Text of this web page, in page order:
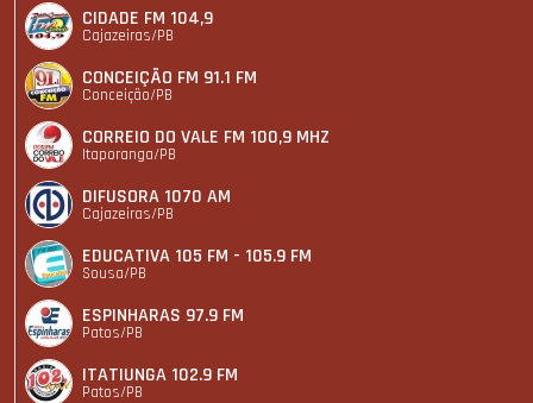
CIDADE FM 104,9
Cajazeiras/PB
CONCEIÇÃO FM 91.1 FM
Conceição/PB
CORREIO DO VALE FM 100,9 MHZ
Itaporanga/PB
DIFUSORA 1070 AM
Cajazeiras/PB
EDUCATIVA 105 FM - 105.9 FM
Sousa/PB
ESPINHARAS 97.9 FM
Patos/PB
ITATIUNGA 102.9 FM
Patos/PB